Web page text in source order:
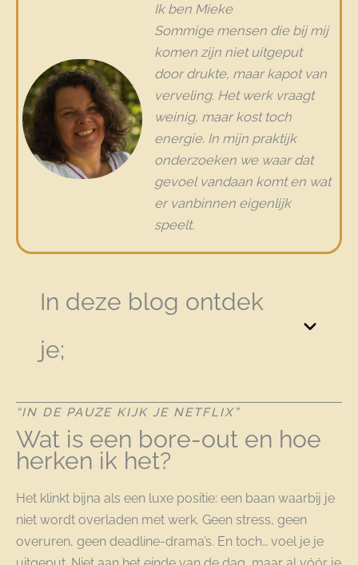
Ik ben Mieke
Sommige mensen die bij mij
komen zijn niet uitgeput
door drukte, maar kapot van
verveling. Het werk vraagt
weinig, maar kost toch
energie. In mijn praktijk
onderzoeken we waar dat
gevoel vandaan komt en wat
er vanbinnen eigenlijk
speelt.
In deze blog ontdek
je;
“IN DE PAUZE KIJK JE NETFLIX”
Wat is een bore-out en hoe
herken ik het?
Het klinkt bijna als een luxe positie: een baan waarbij je
niet wordt overladen met werk. Geen stress, geen
overuren, geen deadline-drama’s. En toch… voel je je